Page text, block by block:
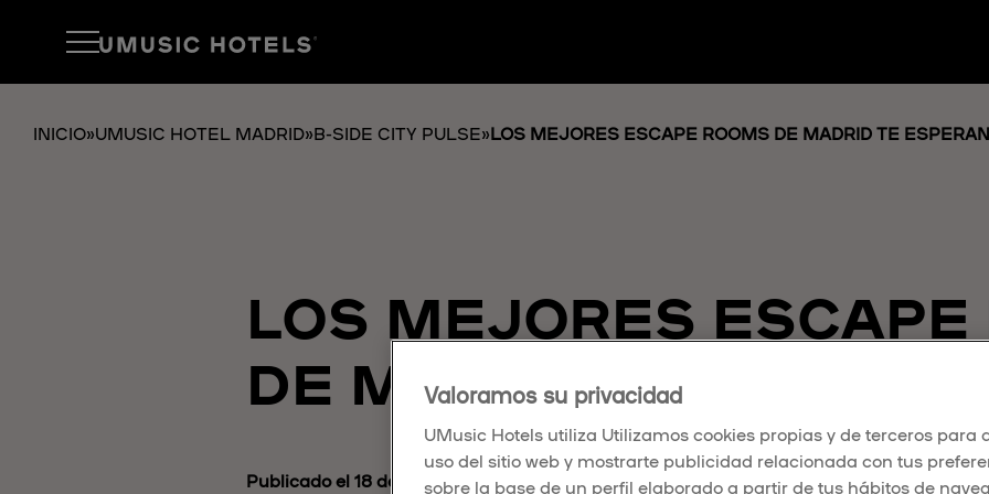
INICIO»UMUSIC HOTEL MADRID»B-SIDE CITY PULSE»LOS MEJORES ESCAPE ROOMS DE MADRID TE ESPERAN
LOS MEJORES ESCAPE
DE MADRID TE ESPERAN
Publicado el 18 de marzo de 2025
Valoramos su privacidad
UMusic Hotels utiliza Utilizamos cookies propias y de terceros para
uso del sitio web y mostrarte publicidad relacionada con tus
sobre la base de un perfil elaborado a partir de tus hábitos de